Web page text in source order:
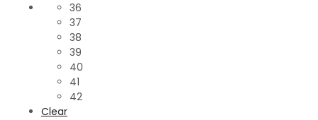
36
37
38
39
40
41
42
Clear